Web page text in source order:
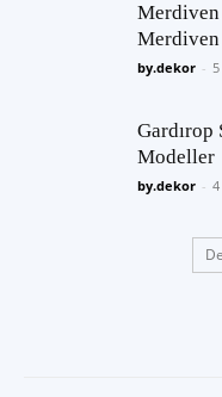
Merdiven
by.dekor -
Gardırop
Modeller
by.dekor - 4